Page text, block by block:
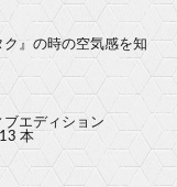
』の時の空気感を知
ブエディション
本